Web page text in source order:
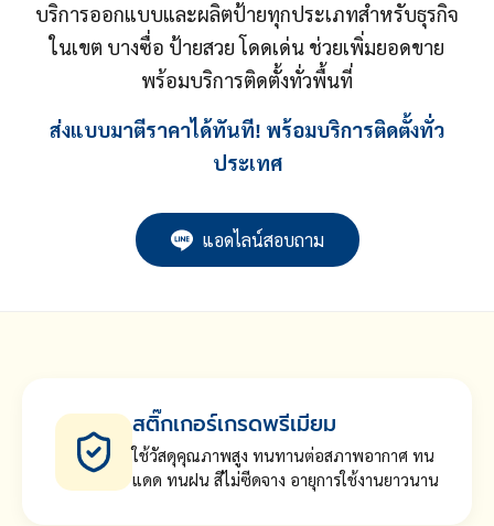
บริการออกแบบและผลิตป้ายทุกประเภทสำหรับธุรกิจ
ในเขต บางซื่อ ป้ายสวย โดดเด่น ช่วยเพิ่มยอดขาย
พร้อมบริการติดตั้งทั่วพื้นที่
ส่งแบบมาตีราคาได้ทันที! พร้อมบริการติดตั้งทั่ว
ประเทศ
แอดไลน์สอบถาม
สติ๊กเกอร์เกรดพรีเมียม
ใช้วัสดุคุณภาพสูง ทนทานต่อสภาพอากาศ ทน
แดด ทนฝน สีไม่ซีดจาง อายุการใช้งานยาวนาน